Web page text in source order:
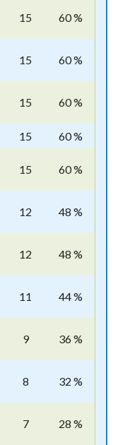
15 60 %
15 60 %
15 60 %
15 60 %
15 60 %
12 48 %
12 48 %
11 44 %
9 36 %
8 32 %
7 28 %